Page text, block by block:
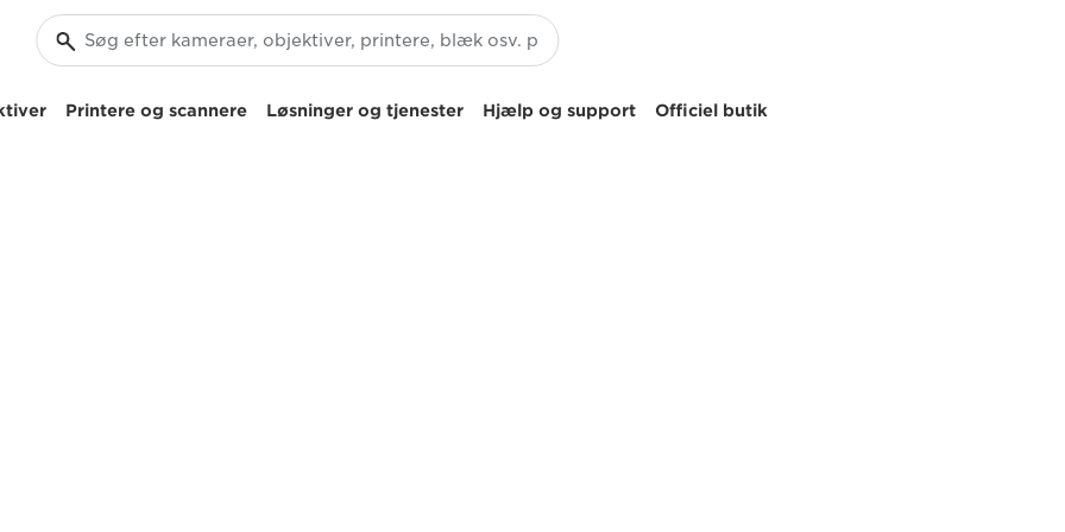
Printere og scannere Løsninger og tjenester Hjælp og support Officiel butik